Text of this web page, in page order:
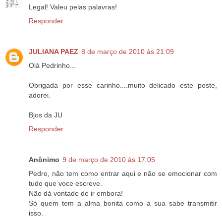
Legal! Valeu pelas palavras!
Responder
JULIANA PAEZ 8 de março de 2010 às 21:09
Olá Pedrinho...
Obrigada por esse carinho....muito delicado este poste,
adorei.
Bjos da JU
Responder
Anônimo 9 de março de 2010 às 17:05
Pedro, não tem como entrar aqui e não se emocionar com
tudo que voce escreve.
Não dá vontade de ir embora!
Só quem tem a alma bonita como a sua sabe transmitir
isso.